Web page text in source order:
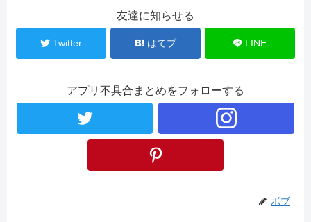
友達に知らせる
Twitter はてブ LINE
アプリ不具合まとめをフォローする
ボブ